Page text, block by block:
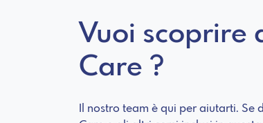
Vuoi scoprire
Care ?
Il nostro team è qui per aiutarti.